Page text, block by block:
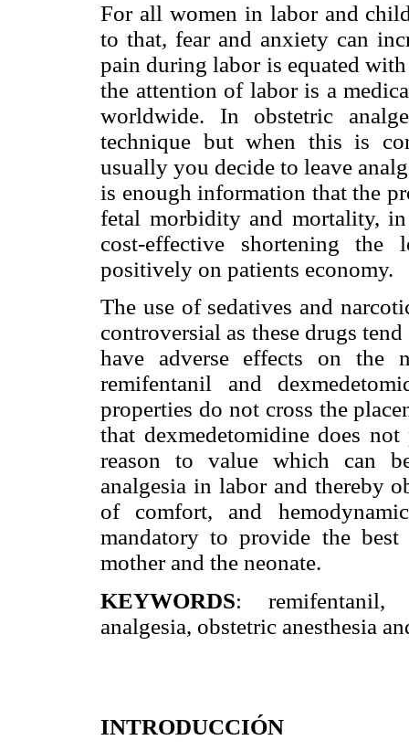
For all women in labor and
to that, fear and anxiety can
pain during labor is equated
the attention of labor is a
worldwide. In obstetric
technique but when this is
usually you decide to leave
is enough information that the
fetal morbidity and mortality,
cost-effective shortening
positively on patients economy.
The use of sedatives and
controversial as these drugs
have adverse effects on the
remifentanil and
properties do not cross the
that dexmedetomidine does
reason to value which can
analgesia in labor and thereby
of comfort, and
mandatory to provide the
mother and the neonate.
KEYWORDS: remifentanil,
analgesia, obstetric anesthesia
INTRODUCCIÓN